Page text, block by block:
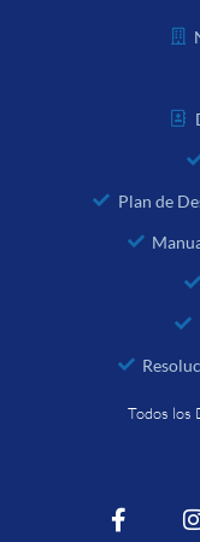
Plan de
Todos los